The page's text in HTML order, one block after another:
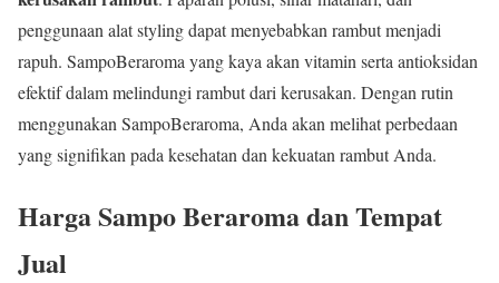
penggunaan alat styling dapat menyebabkan rambut menjadi
rapuh. SampoBeraroma yang kaya akan vitamin serta antioksidan
efektif dalam melindungi rambut dari kerusakan. Dengan rutin
menggunakan SampoBeraroma, Anda akan melihat perbedaan
yang signifikan pada kesehatan dan kekuatan rambut Anda.
Harga Sampo Beraroma dan Tempat
Jual